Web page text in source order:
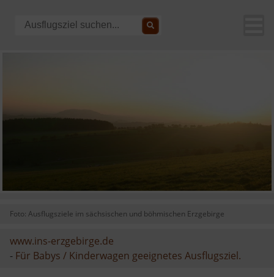
Foto: Ausflugsziele im sächsischen und böhmischen Erzgebirge
www.ins-erzgebirge.de
- Für Babys / Kinderwagen geeignetes Ausflugsziel.